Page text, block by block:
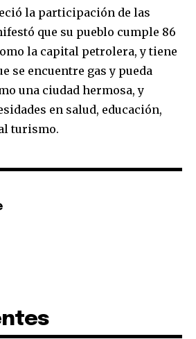
of
your email address on our website
below. Don't worry, we respect
spam your inbox. Your information is
la participación de las
que su pueblo cumple 86
la capital petrolera, y tiene
se encuentre gas y pueda
una ciudad hermosa, y
en salud, educación,
turismo.